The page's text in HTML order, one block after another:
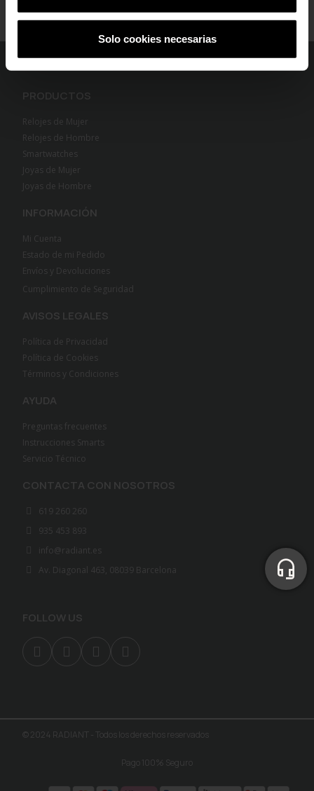
Solo cookies necesarias
PRODUCTOS
Relojes de Mujer
Relojes de Hombre
Smartwatches
Joyas de Mujer
Joyas de Hombre
INFORMACIÓN
Mi Cuenta
Estado de mi Pedido
Envíos y Devoluciones
Cumplimiento de Seguridad
AVISOS LEGALES
Política de Privacidad
Política de Cookies
Términos y Condiciones
AYUDA
Preguntas frecuentes
Instrucciones Smarts
Servicio Técnico
CONTACTA CON NOSOTROS
619 260 260
935 453 893
info@radiant.es
Av. Diagonal 463, 08039 Barcelona
FOLLOW US
© 2024 RADIANT - Todos los derechos reservados
Pago 100% Seguro